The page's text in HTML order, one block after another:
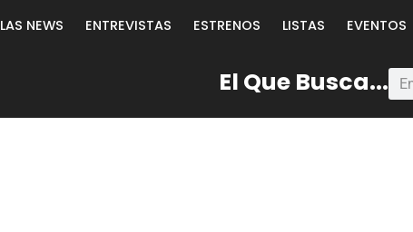
LAS NEWS ENTREVISTAS ESTRENOS LISTAS EVENTOS
El Que Busca...